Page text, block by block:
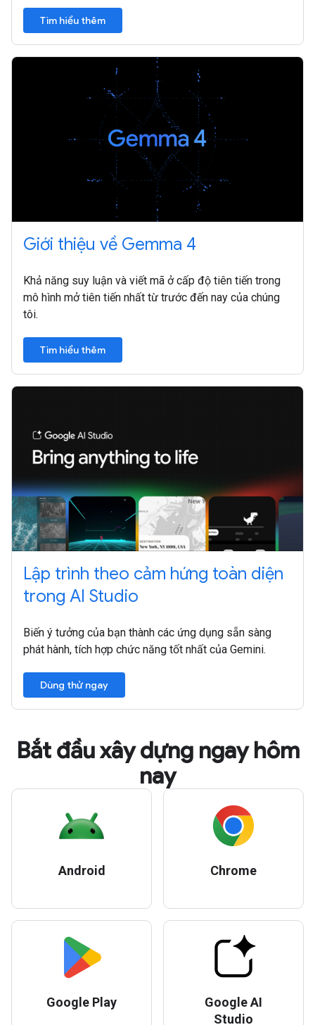
Tìm hiểu thêm
Giới thiệu về Gemma 4
Khả năng suy luận và viết mã ở cấp độ tiên tiến trong
mô hình mở tiên tiến nhất từ trước đến nay của chúng
tôi.
Tìm hiểu thêm
Lập trình theo cảm hứng toàn diện
trong AI Studio
Biến ý tưởng của bạn thành các ứng dụng sẵn sàng
phát hành, tích hợp chức năng tốt nhất của Gemini.
Dùng thử ngay
Bắt đầu xây dựng ngay hôm
nay
Android Chrome
Google Play
Google AI
Studio